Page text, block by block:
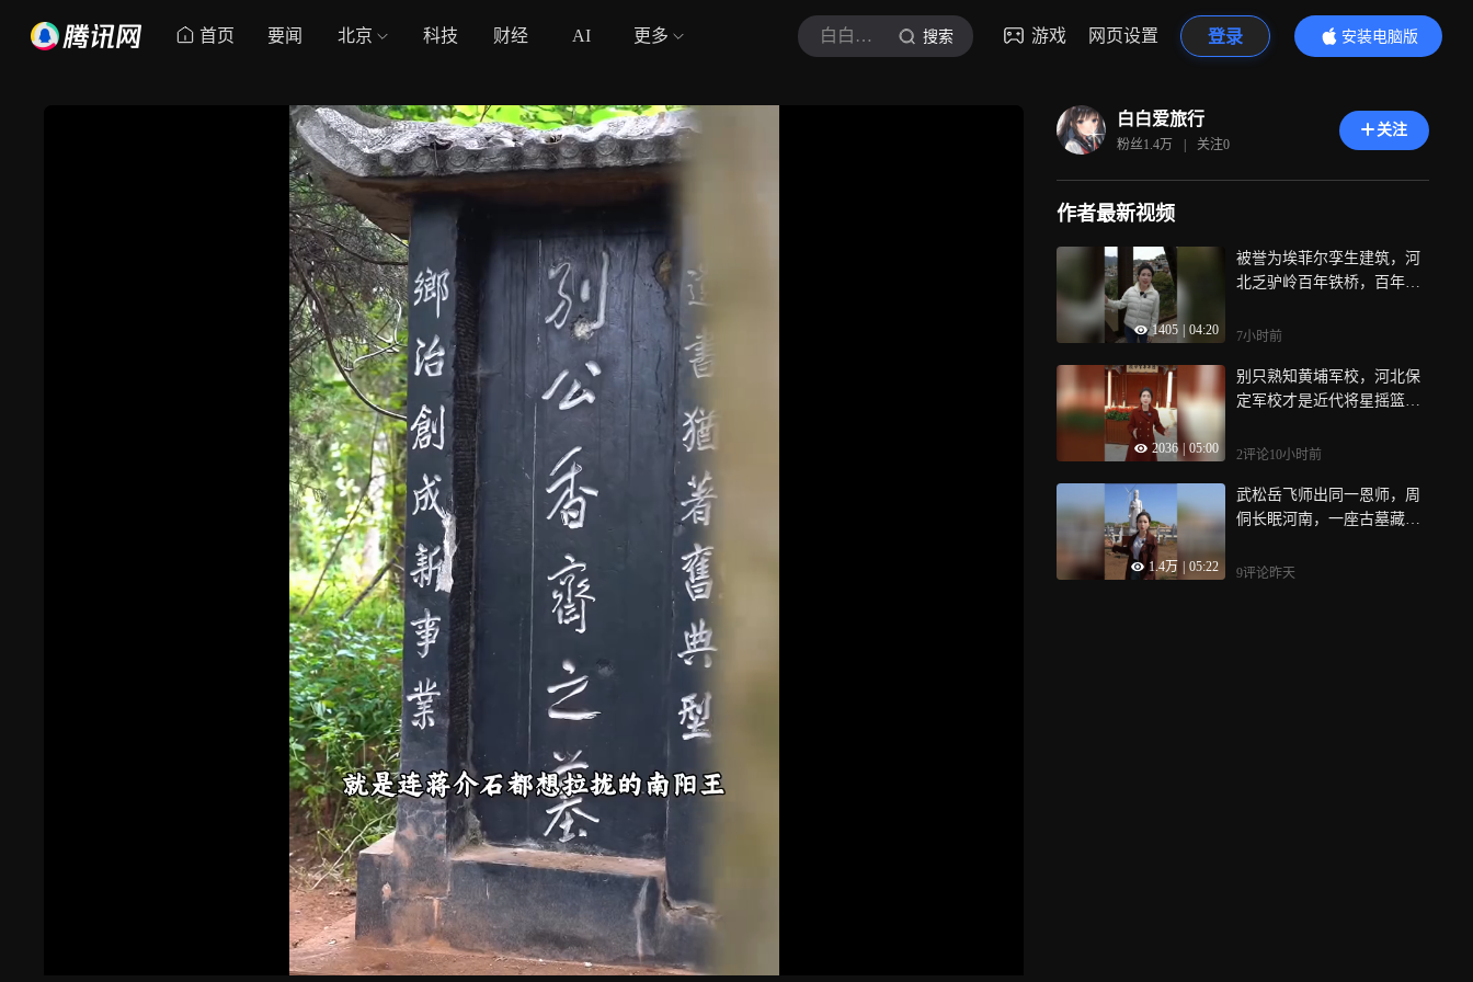
首页 要闻 北京 科技 财经 AI 更多 白白爱旅行 搜索 游戏 网页设置 登录
安装电脑版
内容更精彩
白白爱旅行
粉丝1.4万 | 关注0
关注
作者最新视频
1405 04:20
被誉为埃菲尔孪生建筑，河
北乏驴岭百年铁桥，百年屹
7小时前
2036 05:00
别只熟知黄埔军校，河北保
定军校才是近代将星摇篮，
2评论10小时前
1.4万 05:22
武松岳飞师出同一恩师，周
侗长眠河南，一座古墓藏尽
9评论昨天